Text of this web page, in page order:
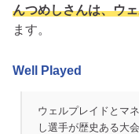
んつめしさんは、ウ
ます。
Well Played
ウェルプレイドとマ
し選手が歴史ある大